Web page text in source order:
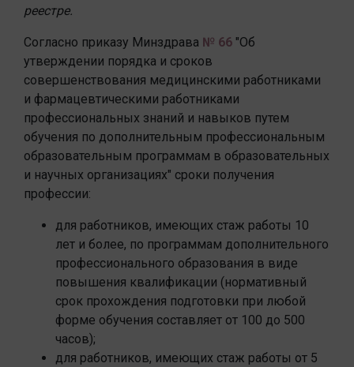
реестре.
Согласно приказу Минздрава № 66 "Об
утверждении порядка и сроков
совершенствования медицинскими работниками
и фармацевтическими работниками
профессиональных знаний и навыков путем
обучения по дополнительным профессиональным
образовательным программам в образовательных
и научных организациях" сроки получения
профессии:
для работников, имеющих стаж работы 10
лет и более, по программам дополнительного
профессионального образования в виде
повышения квалификации (нормативный
срок прохождения подготовки при любой
форме обучения составляет от 100 до 500
часов);
для работников, имеющих стаж работы от 5